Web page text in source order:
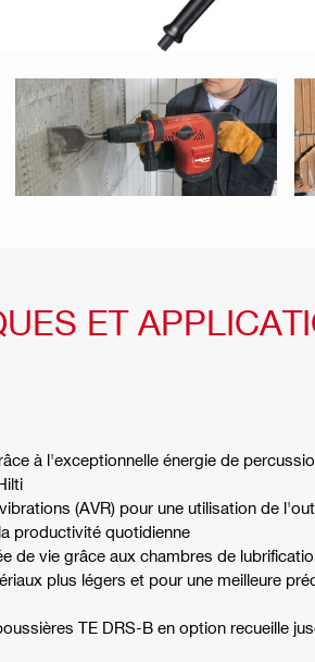
ET
à l'exceptionnelle énergie de
(AVR) pour une utilisation de
productivité quotidienne
de vie grâce aux chambres de
plus légers et pour une meilleure
TE DRS-B en option recueille